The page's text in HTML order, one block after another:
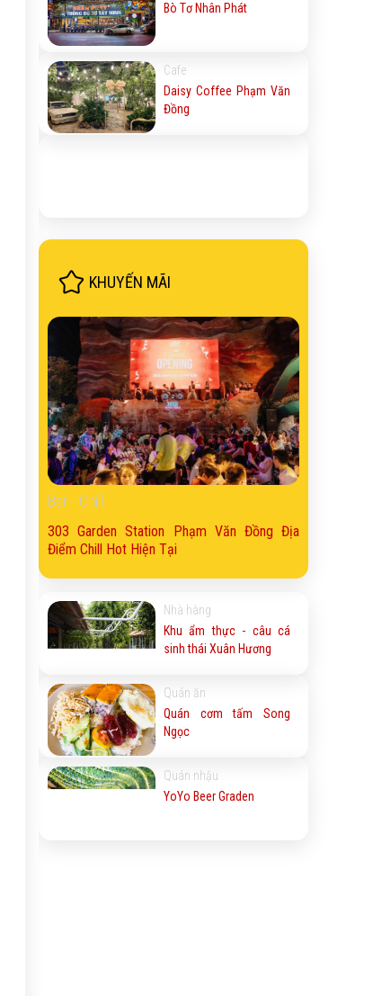
Bò Tơ Nhân Phát
Cafe
Daisy Coffee Phạm Văn
Đồng
KHUYẾN MÃI
Bar - Chill
303 Garden Station Phạm Văn Đồng Địa
Điểm Chill Hot Hiện Tại
Nhà hàng
Khu ẩm thực - câu cá
sinh thái Xuân Hương
Quán ăn
Quán cơm tấm Song
Ngọc
Quán nhậu
YoYo Beer Graden